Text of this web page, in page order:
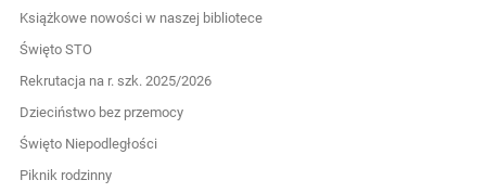
Książkowe nowości w naszej bibliotece
Święto STO
Rekrutacja na r. szk. 2025/2026
Dzieciństwo bez przemocy
Święto Niepodległości
Piknik rodzinny